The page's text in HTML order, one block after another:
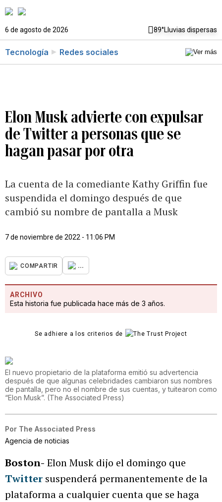
6 de agosto de 2026 89°Lluvias dispersas
Tecnología Redes sociales
Elon Musk advierte con expulsar
de Twitter a personas que se
hagan pasar por otra
La cuenta de la comediante Kathy Griffin fue
suspendida el domingo después de que
cambió su nombre de pantalla a Musk
7 de noviembre de 2022 - 11:06 PM
COMPARTIR ...
ARCHIVO
Esta historia fue publicada hace más de 3 años.
Se adhiere a los criterios de
El nuevo propietario de la plataforma emitió su advertencia
después de que algunas celebridades cambiaron sus nombres
de pantalla, pero no el nombre de sus cuentas, y tuitearon como
“Elon Musk”. (The Associated Press)
Por The Associated Press
Agencia de noticias
Boston- Elon Musk dijo el domingo que
Twitter suspenderá permanentemente de la
plataforma a cualquier cuenta que se haga